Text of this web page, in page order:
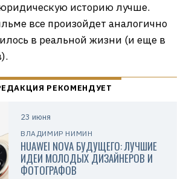
историю лучше.
все произойдет аналогично
в реальной жизни (и еще в
23 июня
ВЛАДИМИР НИМИН
HUAWEI NOVA БУДУЩЕГО: ЛУЧШИЕ
ИДЕИ МОЛОДЫХ ДИЗАЙНЕРОВ И
ФОТОГРАФОВ